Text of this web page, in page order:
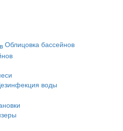
Облицовка бассейнов
воды